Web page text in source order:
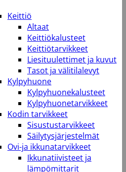
Keittiö
Altaat
Keittiökalusteet
Keittiötarvikkeet
Liesituulettimet ja kuvut
Tasot ja välitilalevyt
Kylpyhuone
Kylpyhuonekalusteet
Kylpyhuonetarvikkeet
Kodin tarvikkeet
Sisustustarvikkeet
Säilytysjärjestelmät
Ovi-ja ikkunatarvikkeet
Ikkunatiivisteet ja
lämpömittarit